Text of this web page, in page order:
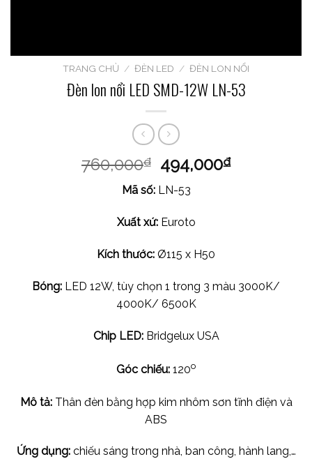
TRANG CHỦ / ĐÈN LED / ĐÈN LON NỔI
Đèn lon nổi LED SMD-12W LN-53
760,000₫ 494,000₫
Mã số:LN-53
Xuất xứ:Euroto
Kích thước: Ø115 x H50
Bóng: LED 12W, tùy chọn 1 trong 3 màu 3000K/
4000K/ 6500K
Chip LED:Bridgelux USA
Góc chiếu: 120o
Mô tả: Thân đèn bằng hợp kim nhôm sơn tĩnh điện và
ABS
Ứng dụng: chiếu sáng trong nhà, ban công, hành lang,…